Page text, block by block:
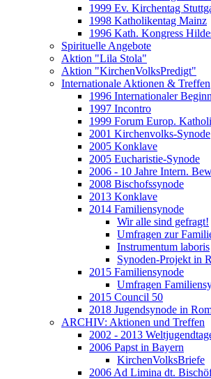
1999 Ev. Kirchentag
1998 Katholikentag Mainz
1996 Kath. Kongress
Spirituelle Angebote
Aktion "Lila Stola"
Aktion "KirchenVolksPredigt"
Internationale Aktionen & Treffen
1996 Internationaler Beginn
1997 Incontro
1999 Forum Europ.
2001 Kirchenvolks-Synode
2005 Konklave
2005 Eucharistie-Synode
2006 - 10 Jahre Intern.
2008 Bischofssynode
2013 Konklave
2014 Familiensynode
Wir alle sind gefragt!
Umfragen zur
Instrumentum laboris
Synoden-Projekt in
2015 Familiensynode
Umfragen
2015 Council 50
2018 Jugendsynode in
ARCHIV: Aktionen und Treffen
2002 - 2013
2006 Papst in Bayern
KirchenVolksBriefe
2006 Ad Limina dt.